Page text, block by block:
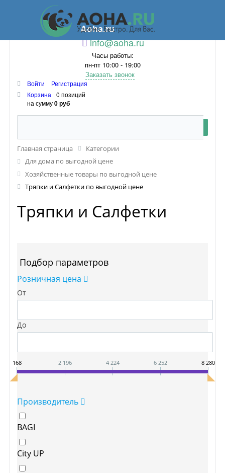
Aoha.ru
info@aoha.ru
Часы работы:
пн-пт 10:00 - 19:00
Заказать звонок
Войти
Регистрация
Корзина
0 позиций
на сумму0 руб
Главная страница
Категории
Для дома по выгодной цене
Хозяйственные товары по выгодной цене
Тряпки и Салфетки по выгодной цене
Тряпки и Салфетки
Подбор параметров
Розничная цена
От
До
168 2 196 4 224 6 252 8 280
Производитель
BAGI
City UP